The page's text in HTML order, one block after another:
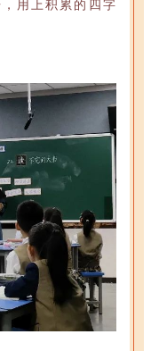
用上积累的四字